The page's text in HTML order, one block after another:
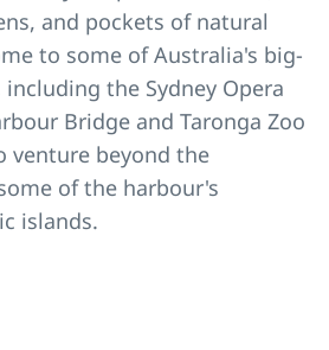
and pockets of natural
to some of Australia's big-
the Sydney Opera
Bridge and Taronga Zoo
venture beyond the
of the harbour's
islands.